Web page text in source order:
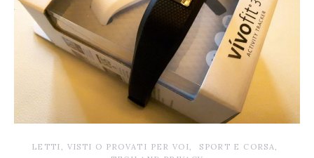
LETTI, VISTI O PROVATI PER VOI
SPORT E CORSA